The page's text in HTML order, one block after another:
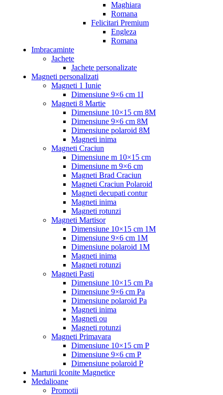
Maghiara
Romana
Felicitari Premium
Engleza
Romana
Imbracaminte
Jachete
Jachete personalizate
Magneti personalizati
Magneti 1 Iunie
Dimensiune 9×6 cm 1I
Magneti 8 Martie
Dimensiune 10×15 cm 8M
Dimensiune 9×6 cm 8M
Dimensiune polaroid 8M
Magneti inima
Magneti Craciun
Dimensiune m 10×15 cm
Dimensiune m 9×6 cm
Magneti Brad Craciun
Magneti Craciun Polaroid
Magneti decupati contur
Magneti inima
Magneti rotunzi
Magneti Martisor
Dimensiune 10×15 cm 1M
Dimensiune 9×6 cm 1M
Dimensiune polaroid 1M
Magneti inima
Magneti rotunzi
Magneti Pasti
Dimensiune 10×15 cm Pa
Dimensiune 9×6 cm Pa
Dimensiune polaroid Pa
Magneti inima
Magneti ou
Magneti rotunzi
Magneti Primavara
Dimensiune 10×15 cm P
Dimensiune 9×6 cm P
Dimensiune polaroid P
Marturii Iconite Magnetice
Medalioane
Promotii